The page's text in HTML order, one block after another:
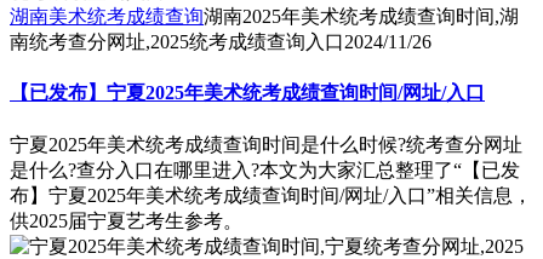
湖南美术统考成绩查询湖南2025年美术统考成绩查询时间,湖
南统考查分网址,2025统考成绩查询入口2024/11/26
【已发布】宁夏2025年美术统考成绩查询时间/网址/入口
宁夏2025年美术统考成绩查询时间是什么时候?统考查分网址
是什么?查分入口在哪里进入?本文为大家汇总整理了“【已发
布】宁夏2025年美术统考成绩查询时间/网址/入口”相关信息，
供2025届宁夏艺考生参考。